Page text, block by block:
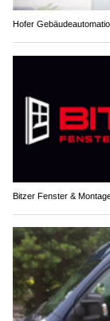
Hofer
Bitzer Fenster &